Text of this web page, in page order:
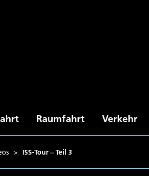
Raumfahrt Verkehr
> ISS-Tour – Teil 3